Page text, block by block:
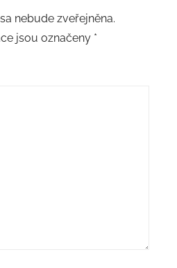
nebude zveřejněna.
jsou označeny *